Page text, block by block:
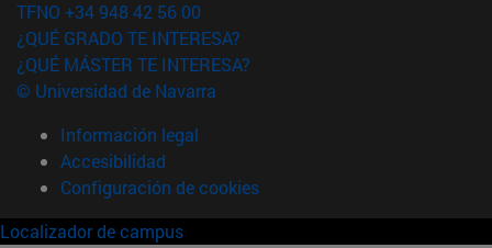
TFNO +34 948 42 56 00
¿QUÉ GRADO TE INTERESA?
¿QUÉ MÁSTER TE INTERESA?
© Universidad de Navarra
Información legal
Accesibilidad
Configuración de cookies
Localizador de campus